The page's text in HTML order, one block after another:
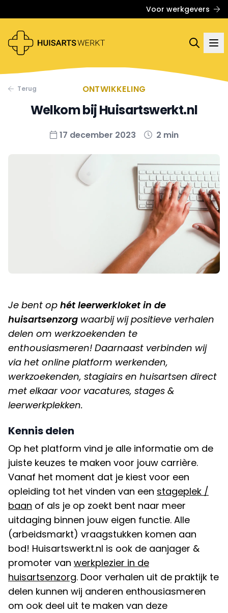
Voor werkgevers
Terug ONTWIKKELING
Welkom bij Huisartswerkt.nl
17 december 2023 2 min
Je bent op hét leerwerkloket in de
huisartsenzorg waarbij wij positieve verhalen
delen om werkzoekenden te
enthousiasmeren! Daarnaast verbinden wij
via het online platform werkenden,
werkzoekenden, stagiairs en huisartsen direct
met elkaar voor vacatures, stages &
leerwerkplekken.
Kennis delen
Op het platform vind je alle informatie om de
juiste keuzes te maken voor jouw carrière.
Vanaf het moment dat je kiest voor een
opleiding tot het vinden van een stageplek /
baan of als je op zoekt bent naar meer
uitdaging binnen jouw eigen functie. Alle
(arbeidsmarkt) vraagstukken komen aan
bod! Huisartswerkt.nl is ook de aanjager &
promoter van werkplezier in de
huisartsenzorg. Door verhalen uit de praktijk te
delen kunnen wij anderen enthousiasmeren
om ook deel uit te maken van deze